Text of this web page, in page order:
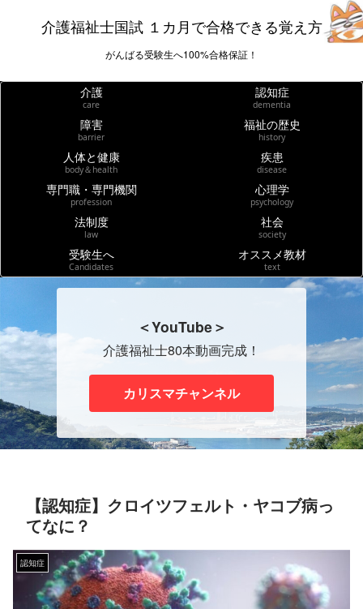
介護福祉士国試 １カ月で合格できる覚え方
がんばる受験生へ100%合格保証！
介護
care
認知症
dementia
障害
barrier
福祉の歴史
history
人体と健康
body＆health
疾患
disease
専門職・専門機関
profession
心理学
psychology
法制度
law
社会
society
受験生へ
Candidates
オススメ教材
text
＜YouTube＞
介護福祉士80本動画完成！
カリスマチャンネル
【認知症】クロイツフェルト・ヤコブ病っ
てなに？
認知症